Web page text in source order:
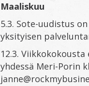
Maaliskuu
5.3. Sote-uudistus
yksityisen
12.3.
yhdessä Meri-Porin